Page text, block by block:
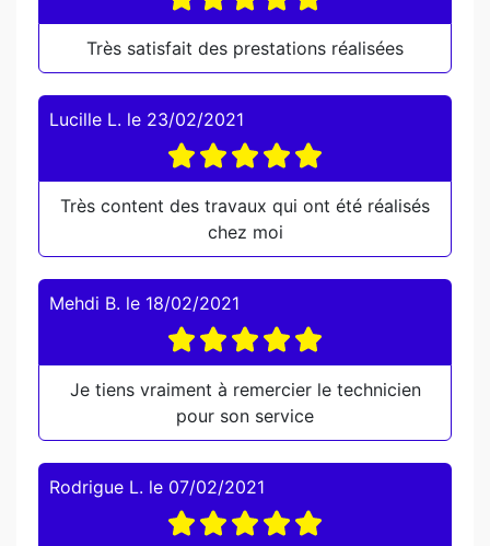
Très satisfait des prestations réalisées
Lucille L. le 23/02/2021
Très content des travaux qui ont été réalisés
chez moi
Mehdi B. le 18/02/2021
Je tiens vraiment à remercier le technicien
pour son service
Rodrigue L. le 07/02/2021